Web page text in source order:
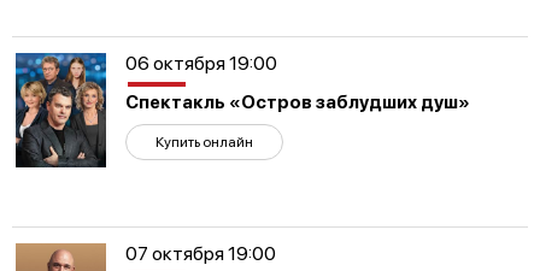
06 октября 19:00
Спектакль «Остров заблудших душ»
Купить онлайн
07 октября 19:00